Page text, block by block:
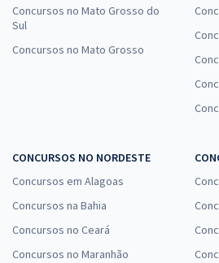
Comprar
ALEAM - Assembleia Legislativo do
Conhecimentos Específicos para o
ou 12x de
R$
Economize R$
Comprar
Concursos no Mato Grosso do
Sul
Concursos no Mato Grosso
CONCURSOS NO NORDESTE
Concursos em Alagoas
Concursos na Bahia
Concursos no Ceará
Concursos no Maranhão